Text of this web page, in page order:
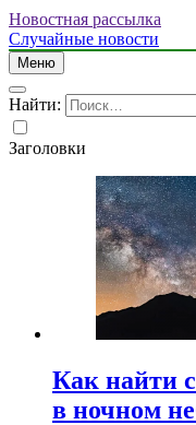
Новостная рассылка
Случайные новости
Меню
Найти:
Заголовки
Как найти
в ночном